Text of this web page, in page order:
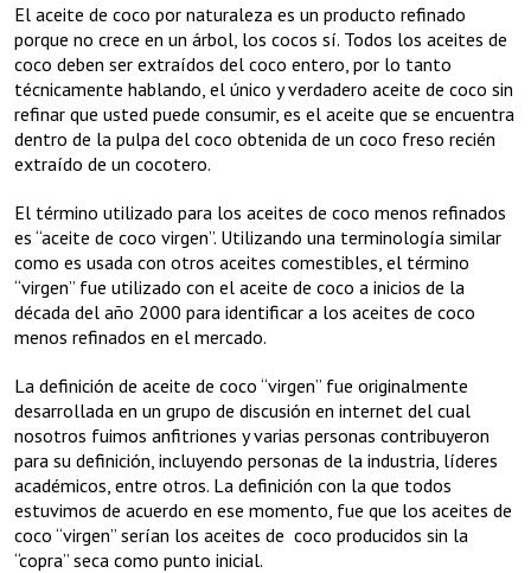
El aceite de coco por naturaleza es un producto refinado
porque no crece en un árbol, los cocos sí. Todos los aceites de
coco deben ser extraídos del coco entero, por lo tanto
técnicamente hablando, el único y verdadero aceite de coco sin
refinar que usted puede consumir, es el aceite que se encuentra
dentro de la pulpa del coco obtenida de un coco freso recién
extraído de un cocotero.
El término utilizado para los aceites de coco menos refinados
es “aceite de coco virgen”. Utilizando una terminología similar
como es usada con otros aceites comestibles, el término
“virgen” fue utilizado con el aceite de coco a inicios de la
década del año 2000 para identificar a los aceites de coco
menos refinados en el mercado.
La definición de aceite de coco “virgen” fue originalmente
desarrollada en un grupo de discusión en internet del cual
nosotros fuimos anfitriones y varias personas contribuyeron
para su definición, incluyendo personas de la industria, líderes
académicos, entre otros. La definición con la que todos
estuvimos de acuerdo en ese momento, fue que los aceites de
coco “virgen” serían los aceites de coco producidos sin la
“copra” seca como punto inicial.